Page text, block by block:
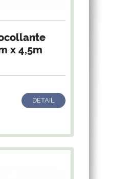
x 4,5m
DÉTAIL